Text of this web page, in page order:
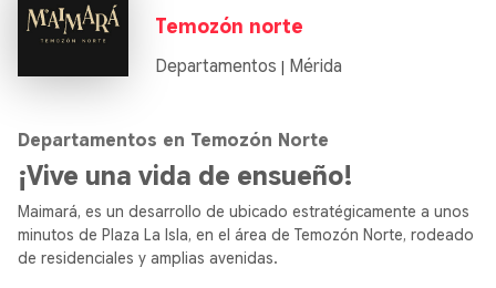
Temozón norte
Departamentos | Mérida
Departamentos en Temozón Norte
¡Vive una vida de ensueño!
Maimará, es un desarrollo de ubicado estratégicamente a unos
minutos de Plaza La Isla, en el área de Temozón Norte, rodeado
de residenciales y amplias avenidas.